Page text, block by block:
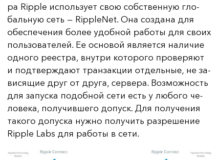
ра Ripple ис­поль­зу­ет свою собс­твен­ную гло­
баль­ную сеть — RippleNet. Она соз­да­на для
обес­пе­че­ния бо­лее удоб­ной ра­бо­ты для сво­их
поль­зо­ва­те­лей. Ее ос­но­вой яв­ля­ет­ся на­ли­чие
од­но­го ре­ес­тра, внут­ри ко­то­ро­го про­ве­ря­ют
и под­твер­жда­ют тран­зак­ции от­дель­ные, не за­
ви­ся­щие друг от дру­га, сер­ве­ра. Воз­мож­ность
для за­пус­ка по­доб­ной се­ти есть у лю­бо­го че­
ло­ве­ка, по­лу­чив­ше­го до­пуск. Для по­лу­че­ния
та­ко­го до­пус­ка нуж­но по­лу­чить раз­ре­ше­ние
Ripple Labs для ра­бо­ты в се­ти.